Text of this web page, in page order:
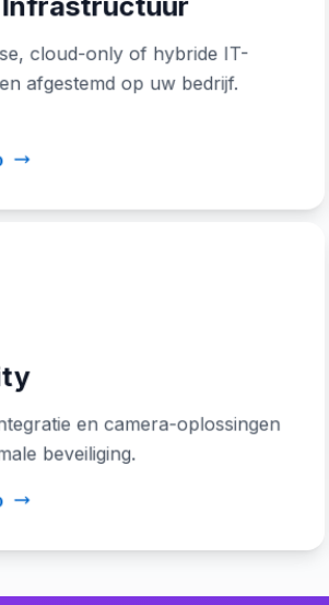
cloud-only of hybride IT-
afgestemd op uw bedrijf.
en camera-oplossingen
beveiliging.